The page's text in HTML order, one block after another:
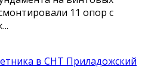
11 опор с